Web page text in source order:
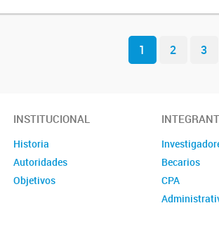
1 2 3
INSTITUCIONAL
Historia
Autoridades
Objetivos
Becarios
CPA